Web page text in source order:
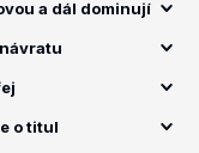
a dál dominují
o titul